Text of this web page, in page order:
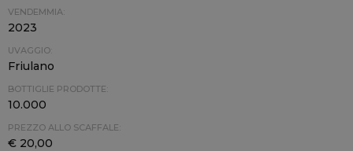
VENDEMMIA:
2023
UVAGGIO:
Friulano
BOTTIGLIE PRODOTTE:
10.000
PREZZO ALLO SCAFFALE:
€ 20,00